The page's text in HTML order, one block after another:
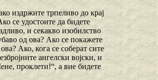
издржите трпеливо до крај
се удостоите да бидете
и секакво изобилство
од ова? Ако се покажете
Ако, кога се соберат сите
ангелски војски, и
проклети!“, а вие бидете